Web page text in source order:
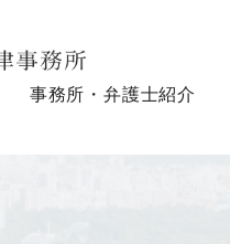
事務所・弁護士紹介